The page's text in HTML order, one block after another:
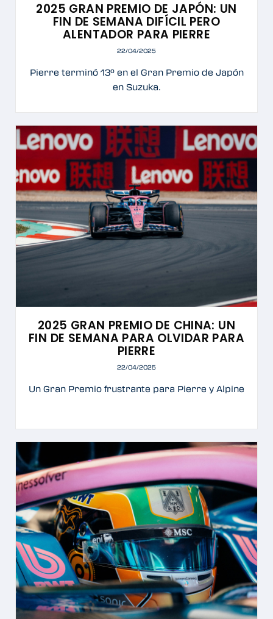
2025 GRAN PREMIO DE JAPÓN: UN
FIN DE SEMANA DIFÍCIL PERO
ALENTADOR PARA PIERRE
22/04/2025
Pierre terminó 13º en el Gran Premio de Japón
en Suzuka.
2025 GRAN PREMIO DE CHINA: UN
FIN DE SEMANA PARA OLVIDAR PARA
PIERRE
22/04/2025
Un Gran Premio frustrante para Pierre y Alpine